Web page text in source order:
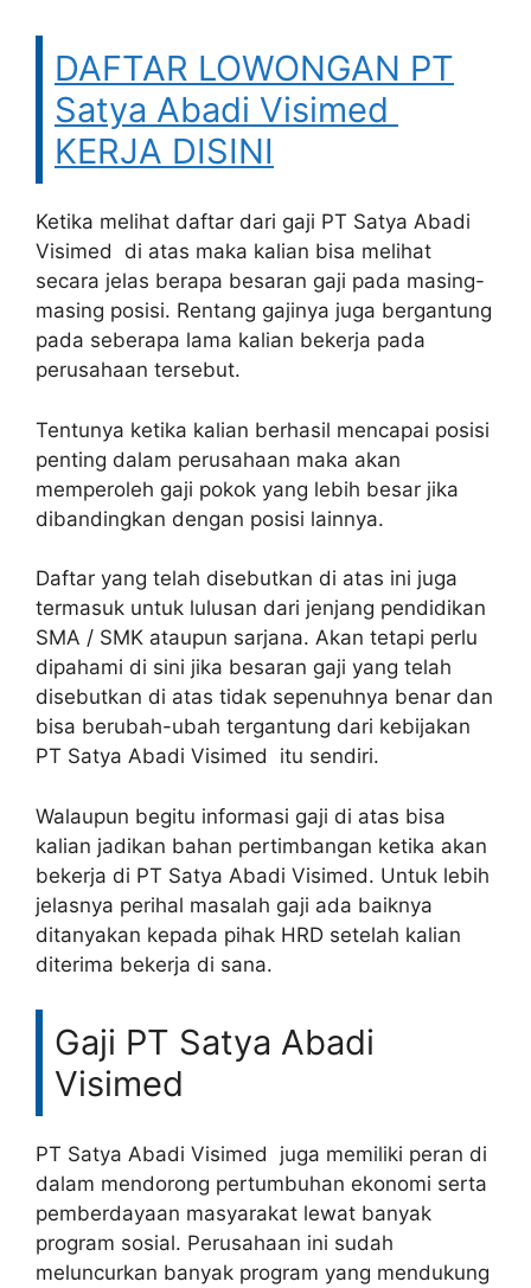
DAFTAR LOWONGAN PT
Satya Abadi Visimed
KERJA DISINI
Ketika melihat daftar dari gaji PT Satya Abadi
Visimed di atas maka kalian bisa melihat
secara jelas berapa besaran gaji pada masing-
masing posisi. Rentang gajinya juga bergantung
pada seberapa lama kalian bekerja pada
perusahaan tersebut.
Tentunya ketika kalian berhasil mencapai posisi
penting dalam perusahaan maka akan
memperoleh gaji pokok yang lebih besar jika
dibandingkan dengan posisi lainnya.
Daftar yang telah disebutkan di atas ini juga
termasuk untuk lulusan dari jenjang pendidikan
SMA / SMK ataupun sarjana. Akan tetapi perlu
dipahami di sini jika besaran gaji yang telah
disebutkan di atas tidak sepenuhnya benar dan
bisa berubah-ubah tergantung dari kebijakan
PT Satya Abadi Visimed itu sendiri.
Walaupun begitu informasi gaji di atas bisa
kalian jadikan bahan pertimbangan ketika akan
bekerja di PT Satya Abadi Visimed. Untuk lebih
jelasnya perihal masalah gaji ada baiknya
ditanyakan kepada pihak HRD setelah kalian
diterima bekerja di sana.
Gaji PT Satya Abadi
Visimed
PT Satya Abadi Visimed juga memiliki peran di
dalam mendorong pertumbuhan ekonomi serta
pemberdayaan masyarakat lewat banyak
program sosial. Perusahaan ini sudah
meluncurkan banyak program yang mendukung